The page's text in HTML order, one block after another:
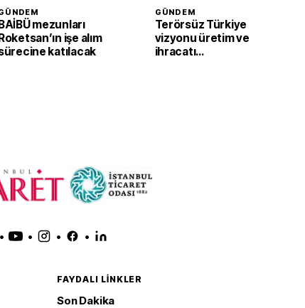
mezunları
işe alım
katılacak
GÜNDEM
Terörsüz Türkiye
vizyonu üretim ve
ihracatı
• • • •
FAYDALI LINKLER
Son Dakika